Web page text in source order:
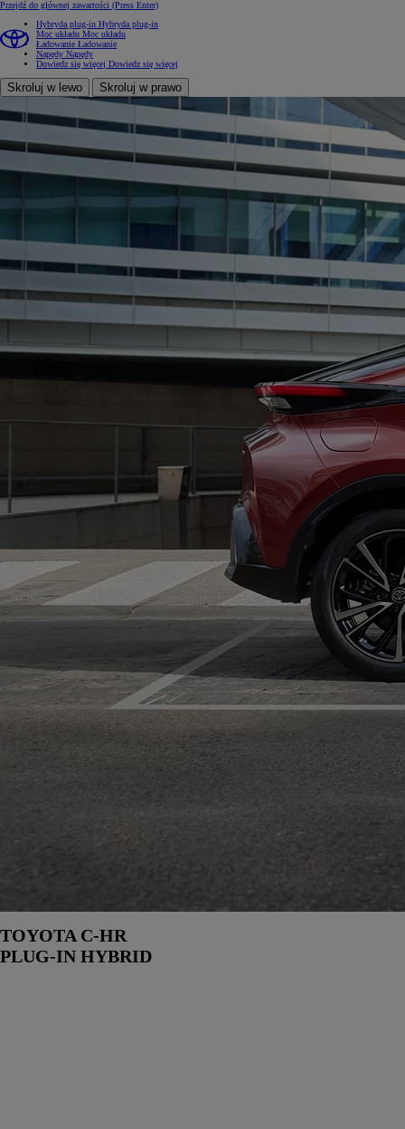
Przejdź do głównej zawartości (Press Enter)
Hybryda plug-in Hybryda plug-in
Moc układu Moc układu
Ładowanie Ładowanie
Napędy Napędy
Dowiedz się więcej Dowiedz się więcej
Skroluj w lewo Skroluj w prawo
TOYOTA C-HR
PLUG-IN HYBRID